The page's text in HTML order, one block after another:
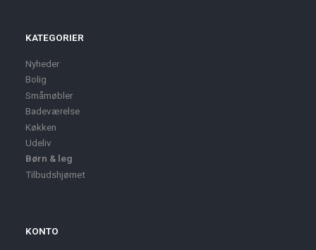
KATEGORIER
Nyheder
Bolig
Småmøbler
Badeværelse
Køkken
Udeliv
Børn & leg
Tilbudshjørnet
KONTO